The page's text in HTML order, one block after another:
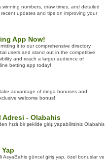
numbers, draw times, and detailed
updates and tips on improving your
App Now!
it to our comprehensive directory.
users and stand out in the competitive
and reach a larger audience of
betting app today!
advantage of mega bonuses and
welcome bonus!
Adresi - Olabahis
hızlı bir şekilde giriş yapabilirsiniz Olabahis
AsyaBahis güncel giriş yap, özel bonuslar ve